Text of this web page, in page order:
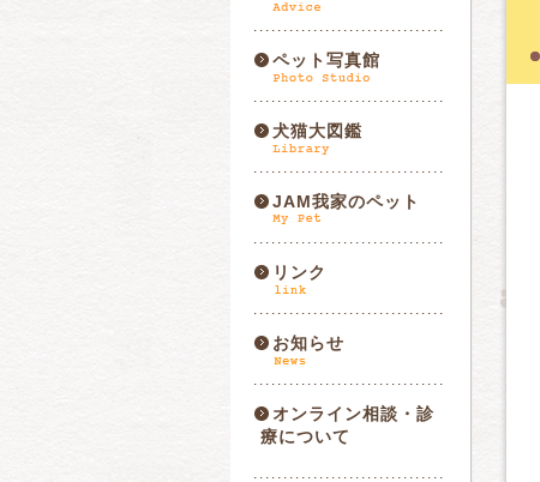
ペット写真館
犬猫大図鑑
JAM我家のペット
リンク
お知らせ
オンライン相談・診
療について